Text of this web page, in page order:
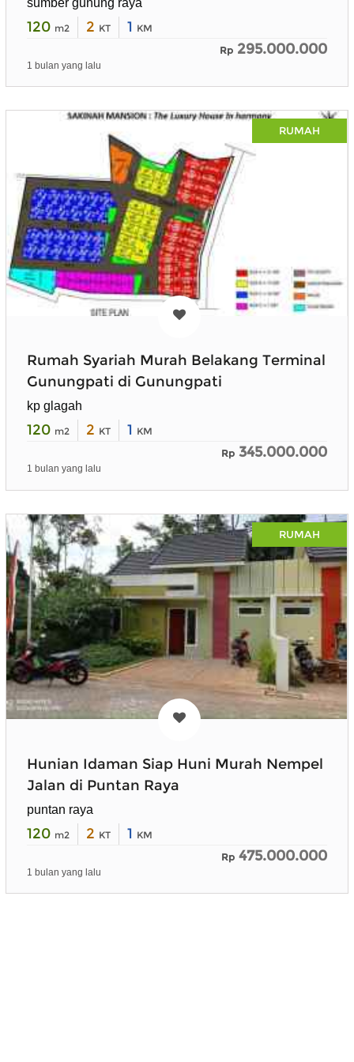
sumber gunung raya
120 m2 2 KT 1 KM
Rp 295.000.000
1 bulan yang lalu
RUMAH
Rumah Syariah Murah Belakang Terminal
Gunungpati di Gunungpati
kp glagah
120 m2 2 KT 1 KM
Rp 345.000.000
1 bulan yang lalu
RUMAH
Hunian Idaman Siap Huni Murah Nempel
Jalan di Puntan Raya
puntan raya
120 m2 2 KT 1 KM
Rp 475.000.000
1 bulan yang lalu